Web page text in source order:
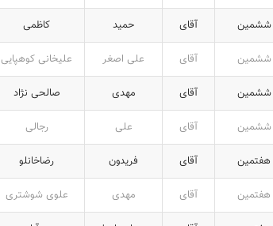
ششمین آقای حمید کاظمی
ششمین آقای علی اصغر علیخانی کوهپایی
ششمین آقای مهدی صالحی نژاد
ششمین آقای علی رجالی
هفتمین آقای فریدون رضاخانلو
هفتمین آقای مهدی علوی شوشتری